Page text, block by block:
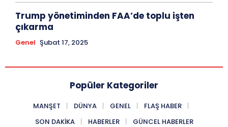
Trump yönetiminden FAA’de toplu işten
çıkarma
Genel Şubat 17, 2025
Popüler Kategoriler
MANŞET DÜNYA GENEL
FLAŞ HABER
SON DAKIKA
HABERLER GÜNCEL HABERLER